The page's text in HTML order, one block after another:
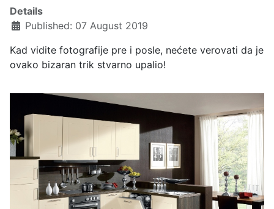
Details
Published: 07 August 2019
Kad vidite fotografije pre i posle, nećete verovati da je
ovako bizaran trik stvarno upalio!